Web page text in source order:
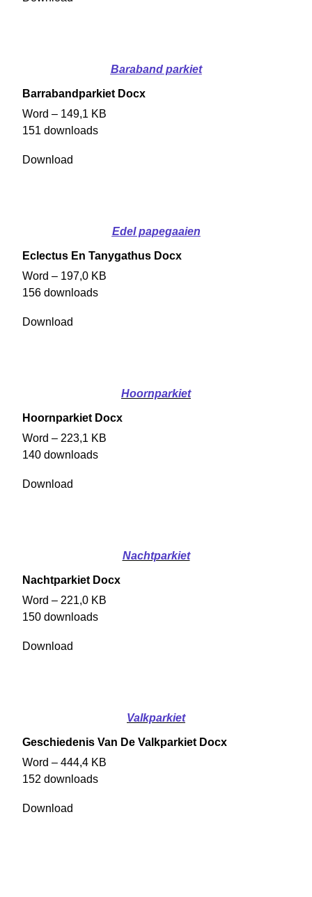
Baraband parkiet
Barrabandparkiet Docx
Word – 149,1 KB
151 downloads
Download
Edel papegaaien
Eclectus En Tanygathus Docx
Word – 197,0 KB
156 downloads
Download
Hoornparkiet
Hoornparkiet Docx
Word – 223,1 KB
140 downloads
Download
Nachtparkiet
Nachtparkiet Docx
Word – 221,0 KB
150 downloads
Download
Valkparkiet
Geschiedenis Van De Valkparkiet Docx
Word – 444,4 KB
152 downloads
Download